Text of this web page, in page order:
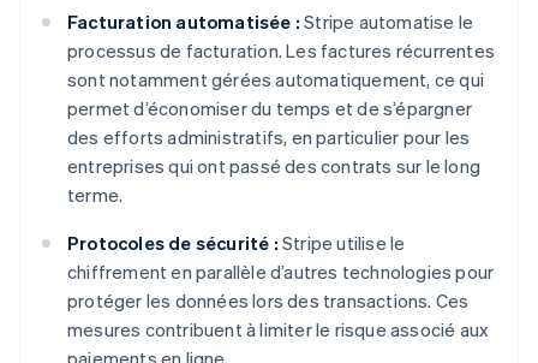
Facturation automatisée : Stripe automatise le
processus de facturation. Les factures récurrentes
sont notamment gérées automatiquement, ce qui
permet d’économiser du temps et de s’épargner
des efforts administratifs, en particulier pour les
entreprises qui ont passé des contrats sur le long
terme.
Protocoles de sécurité : Stripe utilise le
chiffrement en parallèle d’autres technologies pour
protéger les données lors des transactions. Ces
mesures contribuent à limiter le risque associé aux